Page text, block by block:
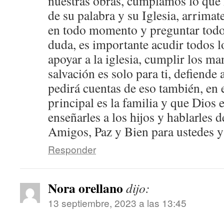
de su palabra y su Iglesia,
en todo momento y preguntar
duda, es importante acudir todos
apoyar a la iglesia, cumplir los
salvación es solo para ti, defiende
pedirá cuentas de eso también,
principal es la familia y que Dios
enseñarles a los hijos y hablarles
Amigos, Paz y Bien para ustedes
Responder
Nora orellano dijo:
13 septiembre, 2023 a las 13:45